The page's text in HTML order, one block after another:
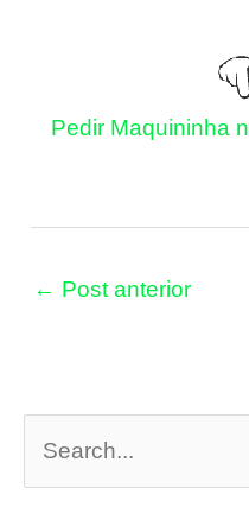
Pedir Maquininha
← Post anterior